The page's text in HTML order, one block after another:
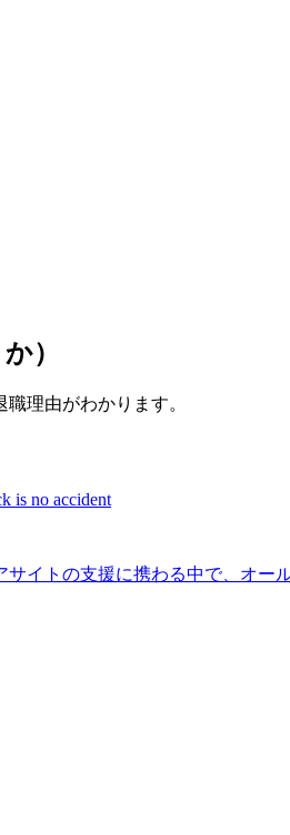
）
理由がわかります。
is no accident
サイトの支援に携わる中で、オ